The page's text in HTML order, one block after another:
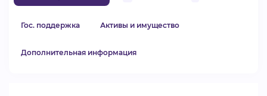
Гос. поддержка Активы и имущество
Дополнительная информация